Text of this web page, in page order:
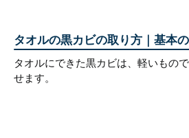
タオルの黒カビの取り方｜基本
タオルにできた黒カビは、軽いもの
せます。